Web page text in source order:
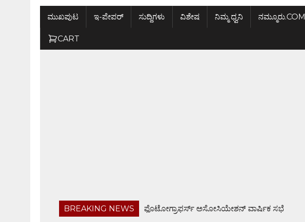
ಮುಖಪುಟ ಇ-ಪೇಪರ್ ಸುದ್ದಿಗಳು ವಿಶೇಷ ನಿಮ್ಮ ಧ್ವನಿ ನಮ್ಮೂರು.COM
CART
BREAKING NEWS
ಫೊಟೋಗ್ರಾಫರ್ಸ್ ಅಸೋಸಿಯೇಶನ್ ವಾರ್ಷಿಕ ಸಭೆ